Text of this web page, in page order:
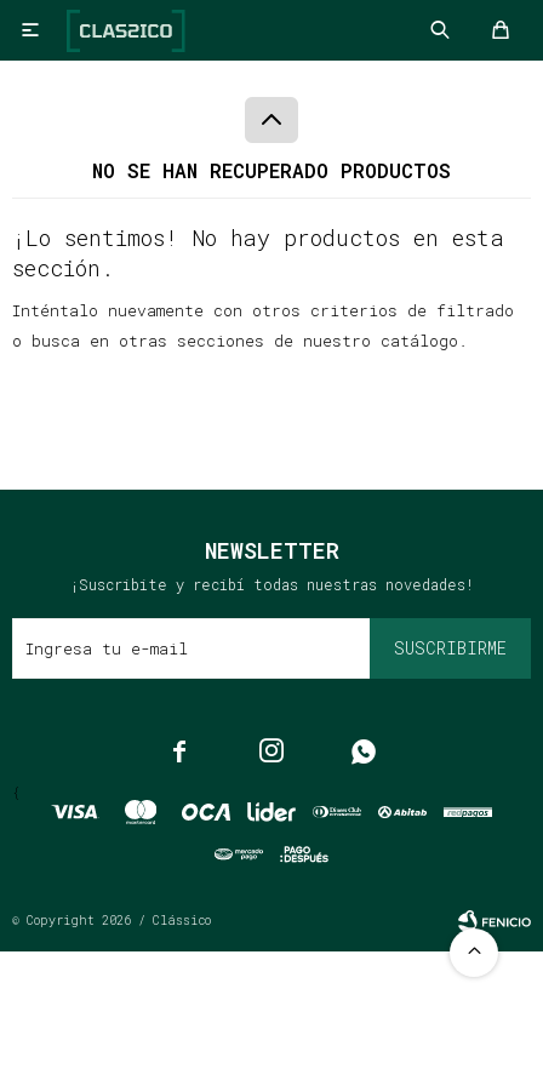

NO SE HAN RECUPERADO PRODUCTOS
¡Lo sentimos! No hay productos en esta
sección.
Inténtalo nuevamente con otros criterios de filtrado
o busca en otras secciones de nuestro catálogo.
NEWSLETTER
¡Suscribite y recibí todas nuestras novedades!
SUSCRIBIRME
  
{
© Copyright 2026 / Clássico